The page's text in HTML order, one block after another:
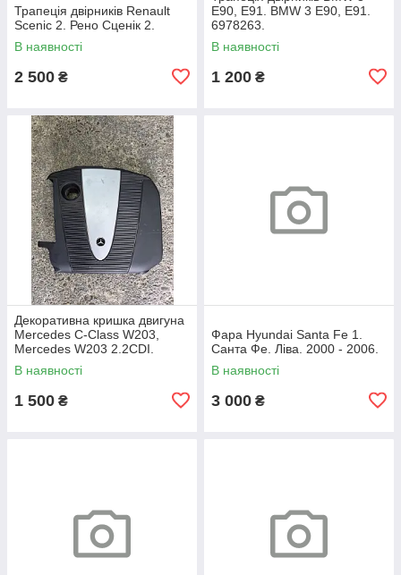
Трапеція двірників Renault
Scenic 2. Рено Сценік 2.
В наявності
2 500 ₴
E90, E91. BMW 3 Е90, Е91.
6978263.
В наявності
1 200 ₴
Декоративна кришка двигуна
Mercedes C-Class W203,
Mercedes W203 2.2CDI.
A6460100467.
В наявності
1 500 ₴
Фара Hyundai Santa Fe 1.
Санта Фе. Ліва. 2000 - 2006.
В наявності
3 000 ₴